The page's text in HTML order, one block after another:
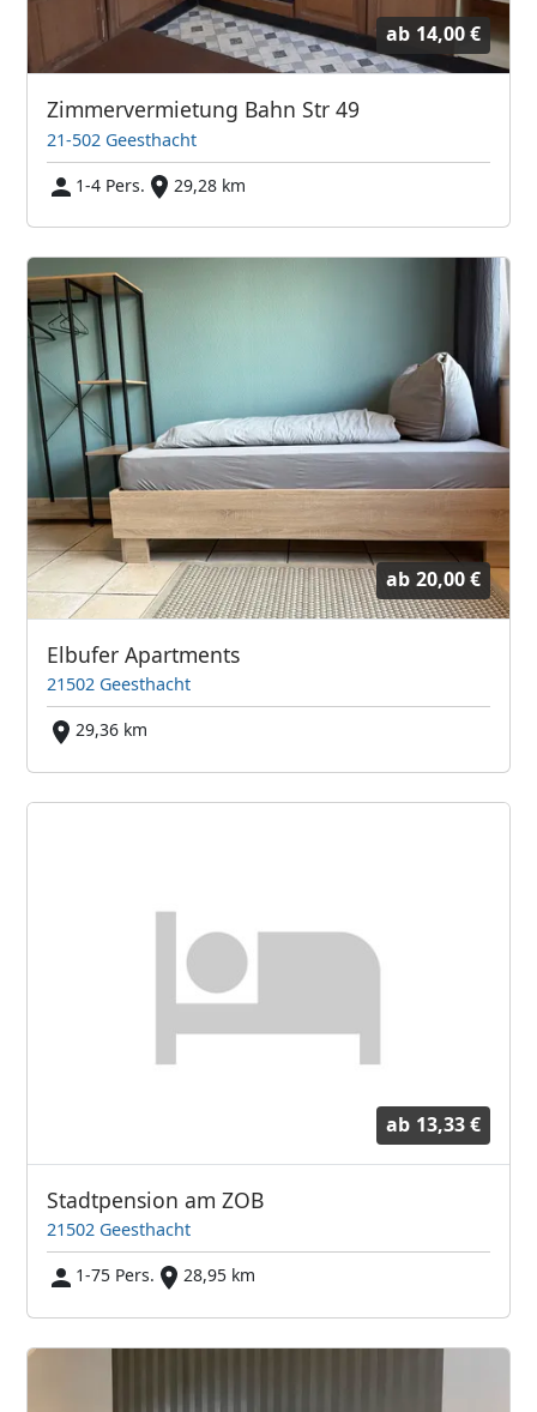
ab 14,00 €
Zimmervermietung Bahn Str 49
21-502 Geesthacht
1-4 Pers.
29,28 km
ab 20,00 €
Elbufer Apartments
21502 Geesthacht
29,36 km
ab 13,33 €
Stadtpension am ZOB
21502 Geesthacht
1-75 Pers.
28,95 km